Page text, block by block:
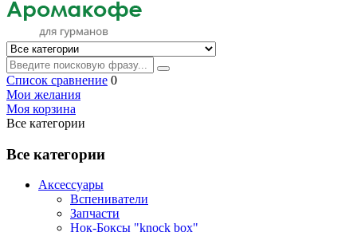
Список сравнение 0
Мои желания
Моя корзина
Все категории
Все категории
Аксессуары
Вспениватели
Запчасти
Нок-Боксы "knock box"